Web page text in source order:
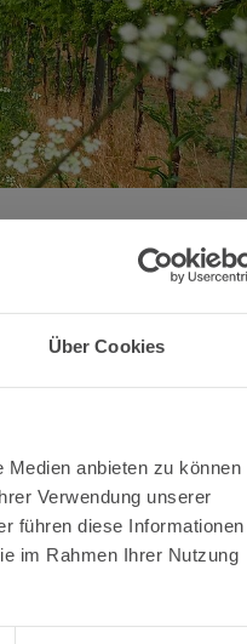
Über Cookies
anbieten zu können
Verwendung unserer
führen diese Informationen
im Rahmen Ihrer Nutzung
Bernkastel-Kues.